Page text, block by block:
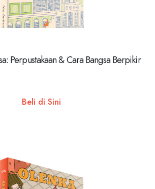
Perpustakaan & Cara Bangsa Berpikir
Beli di Sini